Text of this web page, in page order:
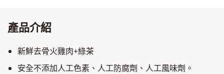
產品介紹
新鮮去骨火雞肉+綠茶
安全不添加人工色素、人工防腐劑、人工風味劑。